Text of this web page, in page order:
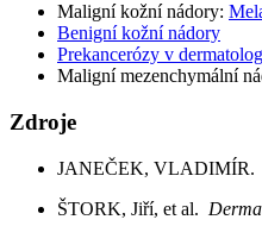
Maligní kožní nádory:
Benigní kožní nádory
Prekancerózy v
Maligní mezenchymální
Zdroje
JANEČEK, VLADIMÍR.
ŠTORK, Jiří, et al.